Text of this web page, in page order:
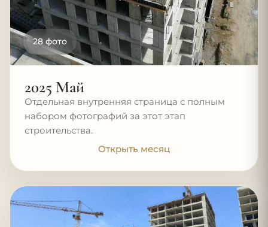
28 фото
2025 Май
Отдельная внутренняя страница с полным
набором фотографий за этот этап
строительства.
Открыть месяц